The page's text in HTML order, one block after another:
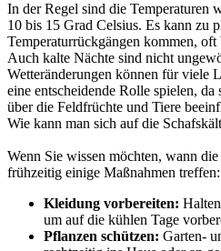
In der Regel sind die Temperaturen
10 bis 15 Grad Celsius. Es kann zu
Temperaturrückgängen kommen,
Auch kalte Nächte sind nicht
Wetteränderungen können für viele
eine entscheidende Rolle spielen,
über die Feldfrüchte und Tiere
Wie kann man sich auf die
Wenn Sie wissen möchten, wann
frühzeitig einige Maßnahmen treffen:
Kleidung vorbereiten:
um auf die kühlen Tage
Pflanzen schützen: Garten-